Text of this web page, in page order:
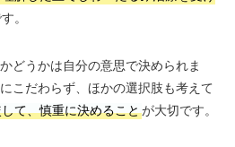
。
どうかは自分の意思で決められま
こだわらず、ほかの選択肢も考えて
て、慎重に決めることが大切です。